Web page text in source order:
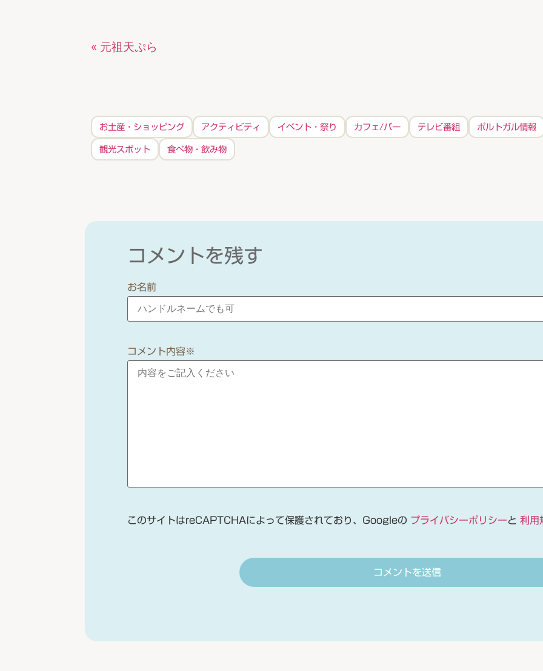
« 元祖天ぷら
お土産・ショッピング アクティビティ イベント・祭り カフェ/バー テレビ番組 ポルトガル情報
観光スポット 食べ物・飲み物
コメントを残す
お名前
コメント内容※
このサイトはreCAPTCHAによって保護されており、Googleの プライバシーポリシーと 利用